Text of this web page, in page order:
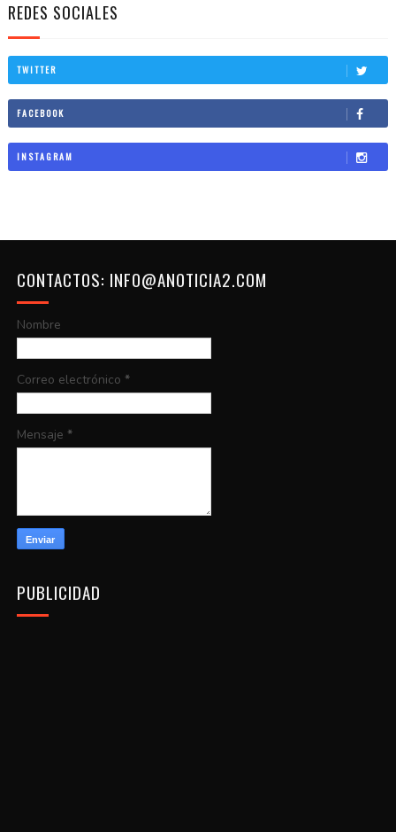
REDES SOCIALES
TWITTER
FACEBOOK
INSTAGRAM
CONTACTOS: INFO@ANOTICIA2.COM
Nombre
Correo electrónico *
Mensaje *
PUBLICIDAD